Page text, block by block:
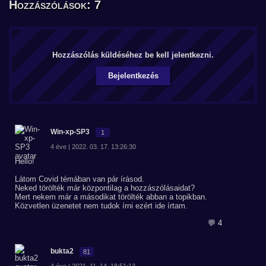
Hozzászólások: 7
Hozzászólás küldéséhez be kell jelentkezni.
Bejelentkezés
Win-xp-SP3 1
4 éve | 2022. 03. 17. 13:26:30
Hello!
Látom Covid témában van pár írásod.
Neked törölték már központilag a hozzászólásaidat?
Mert nekem már a másodikat törölték abban a topikban.
Közvetlen üzenetet nem tudok írni ezért ide írtam.
💬 4
bukta2 81